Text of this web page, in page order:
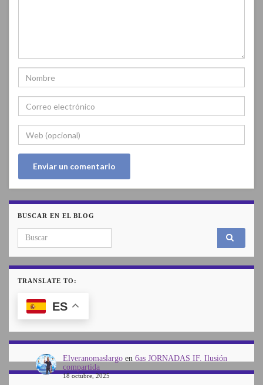
BUSCAR EN EL BLOG
Search for:
TRANSLATE TO:
ES
Elveranomaslargoen 6as JORNADAS IF. Ilusión
compartida
18 octubre, 2025